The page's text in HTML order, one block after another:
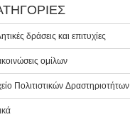
δράσεις και επιτυχίες
ομίλων
Πολιτιστικών Δραστηριοτήτων